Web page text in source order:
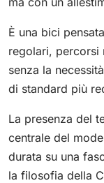
È una bici
regolari, percorsi
senza la
di standard più
La presenza del
centrale del
durata su una
la filosofia della